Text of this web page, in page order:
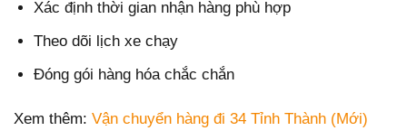
Xác định thời gian nhận hàng phù hợp
Theo dõi lịch xe chạy
Đóng gói hàng hóa chắc chắn
Xem thêm: Vận chuyển hàng đi 34 Tỉnh Thành (Mới)